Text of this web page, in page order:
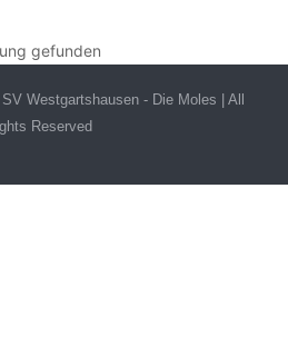
gefunden
Westgartshausen - Die Moles | All
Reserved